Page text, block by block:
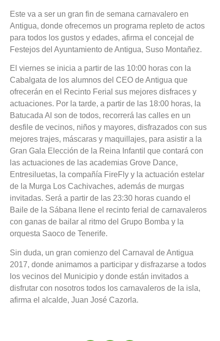
Este va a ser un gran fin de semana carnavalero en
Antigua, donde ofrecemos un programa repleto de actos
para todos los gustos y edades, afirma el concejal de
Festejos del Ayuntamiento de Antigua, Suso Montañez.
El viernes se inicia a partir de las 10:00 horas con la
Cabalgata de los alumnos del CEO de Antigua que
ofrecerán en el Recinto Ferial sus mejores disfraces y
actuaciones. Por la tarde, a partir de las 18:00 horas, la
Batucada Al son de todos, recorrerá las calles en un
desfile de vecinos, niños y mayores, disfrazados con sus
mejores trajes, máscaras y maquillajes, para asistir a la
Gran Gala Elección de la Reina Infantil que contará con
las actuaciones de las academias Grove Dance,
Entresiluetas, la compañía FireFly y la actuación estelar
de la Murga Los Cachivaches, además de murgas
invitadas. Será a partir de las 23:30 horas cuando el
Baile de la Sábana llene el recinto ferial de carnavaleros
con ganas de bailar al ritmo del Grupo Bomba y la
orquesta Saoco de Tenerife.
Sin duda, un gran comienzo del Carnaval de Antigua
2017, donde animamos a participar y disfrazarse a todos
los vecinos del Municipio y donde están invitados a
disfrutar con nosotros todos los carnavaleros de la isla,
afirma el alcalde, Juan José Cazorla.